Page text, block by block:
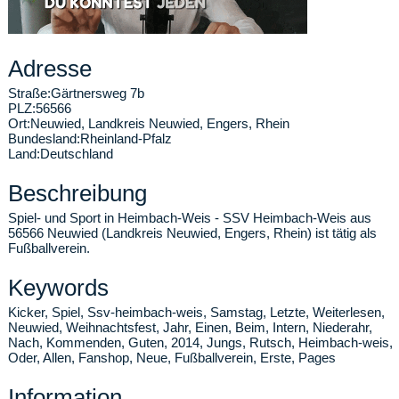
Adresse
Straße:Gärtnersweg 7b
PLZ:56566
Ort:Neuwied, Landkreis Neuwied, Engers, Rhein
Bundesland:Rheinland-Pfalz
Land:Deutschland
Beschreibung
Spiel- und Sport in Heimbach-Weis - SSV Heimbach-Weis aus
56566 Neuwied (Landkreis Neuwied, Engers, Rhein) ist tätig als
Fußballverein.
Keywords
Kicker, Spiel, Ssv-heimbach-weis, Samstag, Letzte, Weiterlesen,
Neuwied, Weihnachtsfest, Jahr, Einen, Beim, Intern, Niederahr,
Nach, Kommenden, Guten, 2014, Jungs, Rutsch, Heimbach-weis,
Oder, Allen, Fanshop, Neue, Fußballverein, Erste, Pages